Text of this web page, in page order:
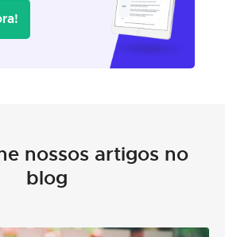
nossos artigos no
blog